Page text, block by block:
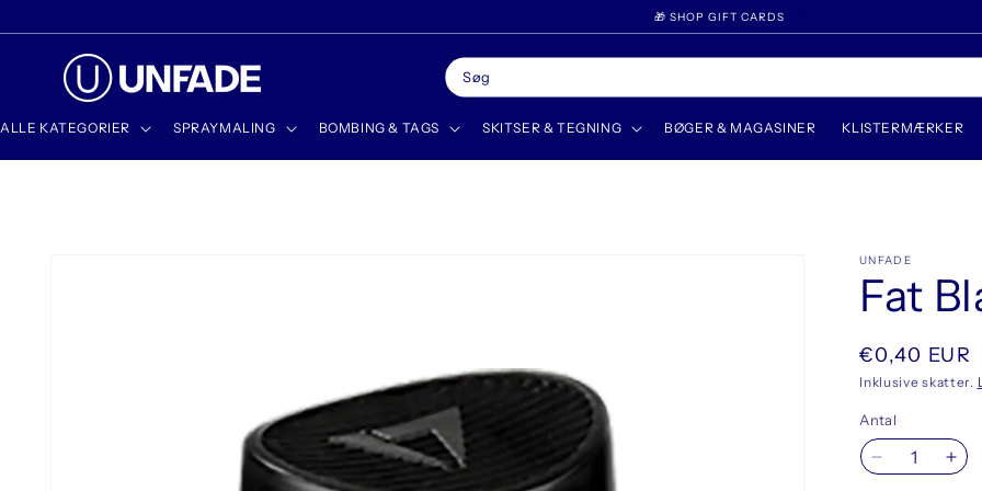
indhold
WELCOME TO UNFADE
Søg
ALLE KATEGORIER SPRAYMALING BOMBING & TAGS SKITSER & TEGNING BØGER & MAGASINER KLISTERMÆRKER
UNFADE
Fat
Normalpris
€0,40 EUR
Inklusive skatter.
Antal
Reducer Øg